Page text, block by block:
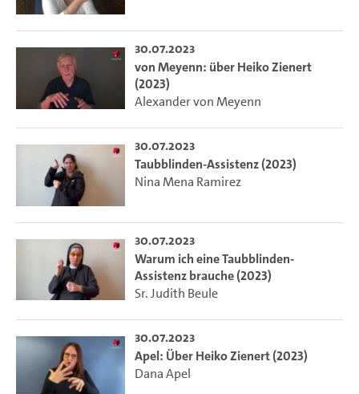
30.07.2023
von Meyenn: über Heiko Zienert
(2023)
Alexander von Meyenn
30.07.2023
Taubblinden-Assistenz (2023)
Nina Mena Ramirez
30.07.2023
Warum ich eine Taubblinden-
Assistenz brauche (2023)
Sr. Judith Beule
30.07.2023
Apel: Über Heiko Zienert (2023)
Dana Apel